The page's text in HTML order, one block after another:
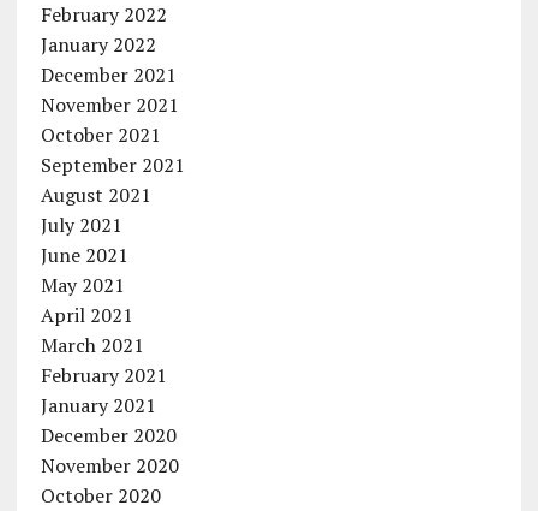
February 2022
January 2022
December 2021
November 2021
October 2021
September 2021
August 2021
July 2021
June 2021
May 2021
April 2021
March 2021
February 2021
January 2021
December 2020
November 2020
October 2020